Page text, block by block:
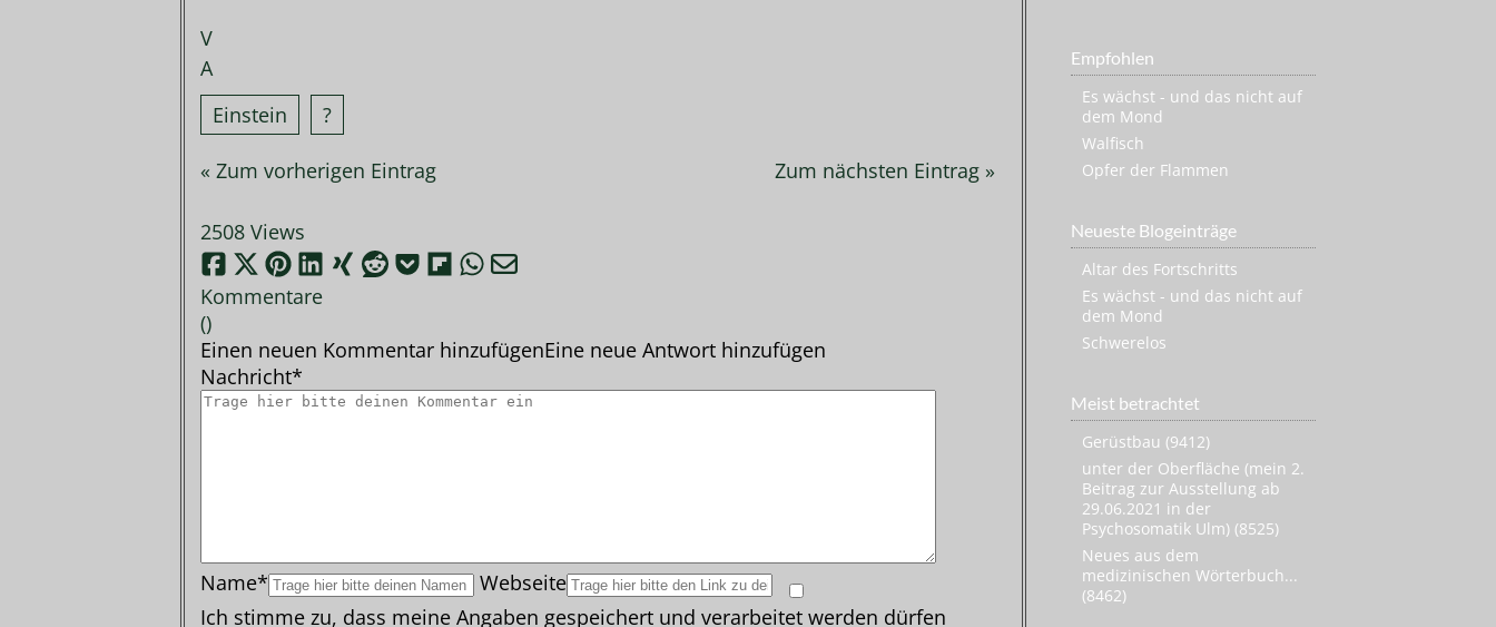
Empfohlen
Es wächst - und das nicht auf
dem Mond
Walfisch
Opfer der Flammen
Neueste Blogeinträge
Altar des Fortschritts
Es wächst - und das nicht auf
dem Mond
Schwerelos
Meist betrachtet
Gerüstbau (9412)
unter der Oberfläche (mein 2.
Beitrag zur Ausstellung ab
29.06.2021 in der
Psychosomatik Ulm) (8525)
Neues aus dem
medizinischen Wörterbuch...
(8462)
V
A
Einstein
?
« Zum vorherigen Eintrag Zum nächsten Eintrag »
2508 Views
Kommentare
()
Einen neuen Kommentar hinzufügenEine neue Antwort hinzufügen
Nachricht*
Name*
Webseite
Ich stimme zu, dass meine Angaben gespeichert und verarbeitet werden dürfen